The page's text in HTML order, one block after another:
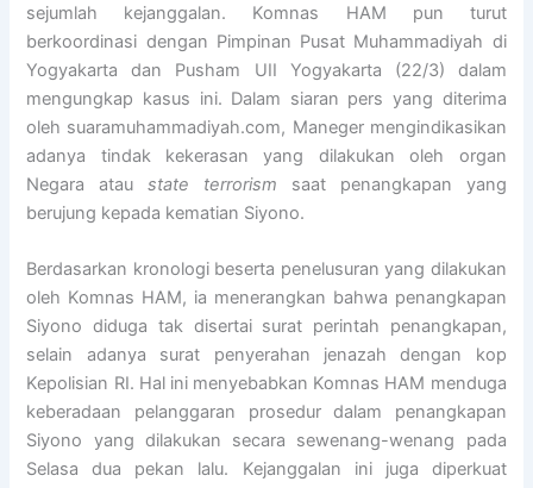
sejumlah kejanggalan. Komnas HAM pun turut
berkoordinasi dengan Pimpinan Pusat Muhammadiyah di
Yogyakarta dan Pusham UII Yogyakarta (22/3) dalam
mengungkap kasus ini. Dalam siaran pers yang diterima
oleh suaramuhammadiyah.com, Maneger mengindikasikan
adanya tindak kekerasan yang dilakukan oleh organ
Negara ataustate terrorism saat penangkapan yang
berujung kepada kematian Siyono.
Berdasarkan kronologi beserta penelusuran yang dilakukan
oleh Komnas HAM, ia menerangkan bahwa penangkapan
Siyono diduga tak disertai surat perintah penangkapan,
selain adanya surat penyerahan jenazah dengan kop
Kepolisian RI. Hal ini menyebabkan Komnas HAM menduga
keberadaan pelanggaran prosedur dalam penangkapan
Siyono yang dilakukan secara sewenang-wenang pada
Selasa dua pekan lalu. Kejanggalan ini juga diperkuat